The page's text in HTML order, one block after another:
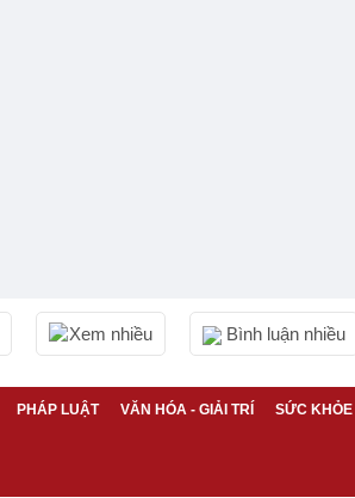
Xem nhiều Bình luận nhiều
PHÁP LUẬT VĂN HÓA - GIẢI TRÍ SỨC KHỎE